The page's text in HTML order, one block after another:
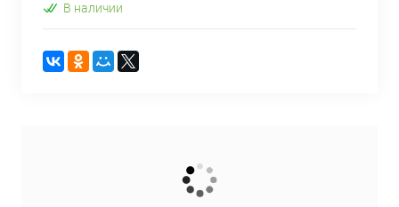
В наличии